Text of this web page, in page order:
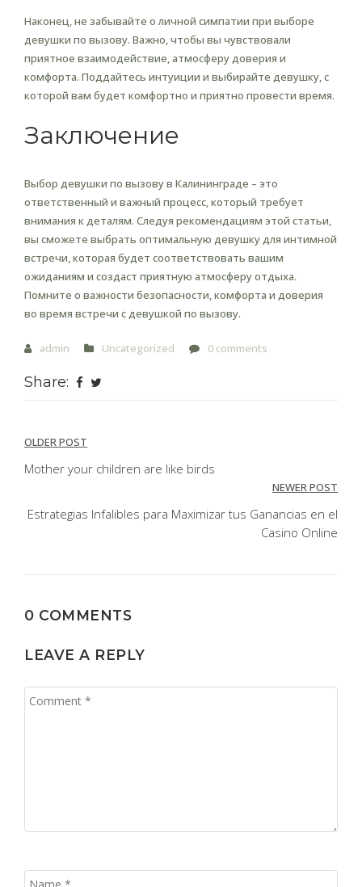
Наконец, не забывайте о личной симпатии при выборе
девушки по вызову. Важно, чтобы вы чувствовали
приятное взаимодействие, атмосферу доверия и
комфорта. Поддайтесь интуиции и выбирайте девушку, с
которой вам будет комфортно и приятно провести время.
Заключение
Выбор девушки по вызову в Калининграде – это
ответственный и важный процесс, который требует
внимания к деталям. Следуя рекомендациям этой статьи,
вы сможете выбрать оптимальную девушку для интимной
встречи, которая будет соответствовать вашим
ожиданиям и создаст приятную атмосферу отдыха.
Помните о важности безопасности, комфорта и доверия
во время встречи с девушкой по вызову.
admin Uncategorized 0 comments
Share:
Post
navigation
OLDER POST
Mother your children are like birds
NEWER POST
Estrategias Infalibles para Maximizar tus Ganancias en el
Casino Online
0 COMMENTS
LEAVE A REPLY